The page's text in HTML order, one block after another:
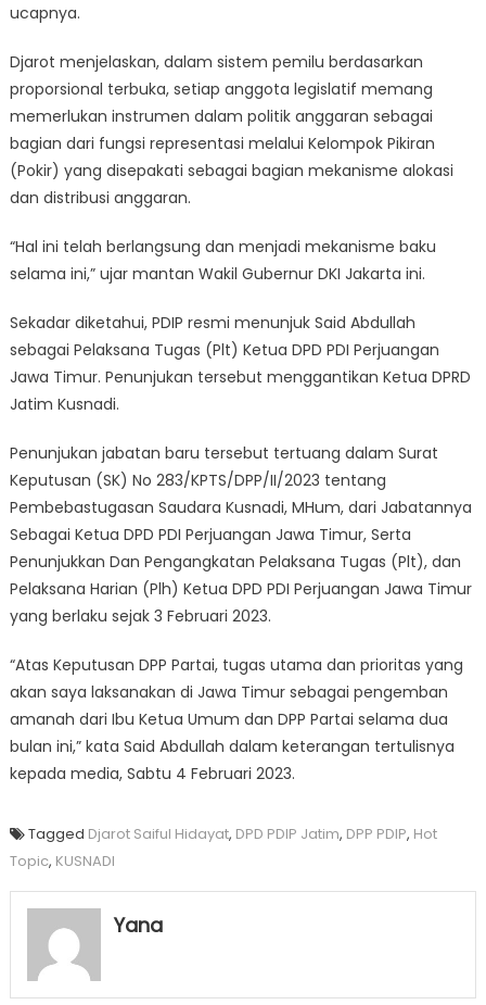
ucapnya.
Djarot menjelaskan, dalam sistem pemilu berdasarkan
proporsional terbuka, setiap anggota legislatif memang
memerlukan instrumen dalam politik anggaran sebagai
bagian dari fungsi representasi melalui Kelompok Pikiran
(Pokir) yang disepakati sebagai bagian mekanisme alokasi
dan distribusi anggaran.
“Hal ini telah berlangsung dan menjadi mekanisme baku
selama ini,” ujar mantan Wakil Gubernur DKI Jakarta ini.
Sekadar diketahui, PDIP resmi menunjuk Said Abdullah
sebagai Pelaksana Tugas (Plt) Ketua DPD PDI Perjuangan
Jawa Timur. Penunjukan tersebut menggantikan Ketua DPRD
Jatim Kusnadi.
Penunjukan jabatan baru tersebut tertuang dalam Surat
Keputusan (SK) No 283/KPTS/DPP/II/2023 tentang
Pembebastugasan Saudara Kusnadi, MHum, dari Jabatannya
Sebagai Ketua DPD PDI Perjuangan Jawa Timur, Serta
Penunjukkan Dan Pengangkatan Pelaksana Tugas (Plt), dan
Pelaksana Harian (Plh) Ketua DPD PDI Perjuangan Jawa Timur
yang berlaku sejak 3 Februari 2023.
“Atas Keputusan DPP Partai, tugas utama dan prioritas yang
akan saya laksanakan di Jawa Timur sebagai pengemban
amanah dari Ibu Ketua Umum dan DPP Partai selama dua
bulan ini,” kata Said Abdullah dalam keterangan tertulisnya
kepada media, Sabtu 4 Februari 2023.
Tagged Djarot Saiful Hidayat, DPD PDIP Jatim, DPP PDIP, Hot
Topic, KUSNADI
Yana